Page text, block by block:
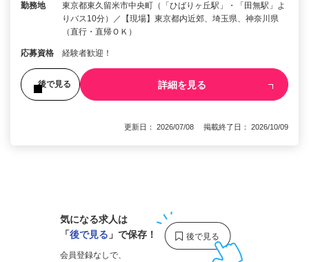
勤務地
東京都東久留米市中央町（「ひばりヶ丘駅」・「田無駅」よ
りバス10分）／【現場】東京都内近郊、埼玉県、神奈川県
（直行・直帰ＯＫ）
応募資格 経験者歓迎！
後で見る 詳細を見る
更新日： 2026/07/08 掲載終了日： 2026/10/09
気になる求人は
「後で見る 」で保存！
会員登録なしで、